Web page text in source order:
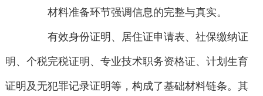
材料准备环节强调信息的完整与真实。
有效身份证明、居住证申请表、社保缴纳证
明、个税完税证明、专业技术职务资格证、计划生育
证明及无犯罪记录证明等，构成了基础材料链条。其